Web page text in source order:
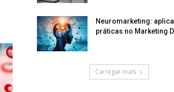
Neuromarketing:
práticas no Marketing
Carregar mais